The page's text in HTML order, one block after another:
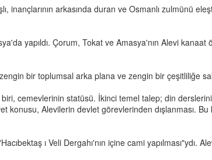
inançlarının arkasında duran ve Osmanlı zulmünü
yapıldı. Çorum, Tokat ve Amasya'nın Alevi
bir toplumsal arka plana ve zengin bir çeşitliliğe
cemevlerinin statüsü. İkinci temel talep; din
konusu, Alevilerin devlet görevlerinden dışlanması.
ı Veli Dergahı'nın içine cami yapılması"ydı.